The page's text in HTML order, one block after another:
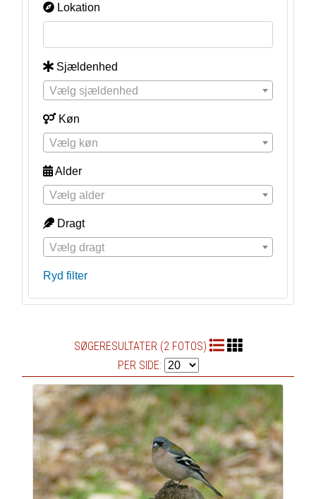
Lokation
Sjældenhed
Vælg sjældenhed
Køn
Vælg køn
Alder
Vælg alder
Dragt
Vælg dragt
Ryd filter
SØGERESULTATER (2 FOTOS)
PER SIDE: